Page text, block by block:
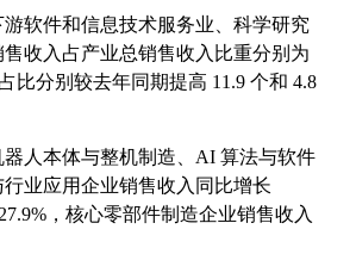
软件和信息技术服务业、科学研究
收入占产业总销售收入比重分别为
比分别较去年同期提高 11.9 个和 4.8
器人本体与整机制造、AI 算法与软件
业应用企业销售收入同比增长
，核心零部件制造企业销售收入